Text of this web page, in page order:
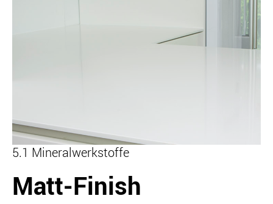
5.1 Mineralwerkstoffe
Matt-Finish